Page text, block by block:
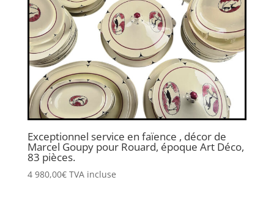
Exceptionnel service en faïence , décor de
Marcel Goupy pour Rouard, époque Art Déco,
83 pièces.
4 980,00€ TVA incluse